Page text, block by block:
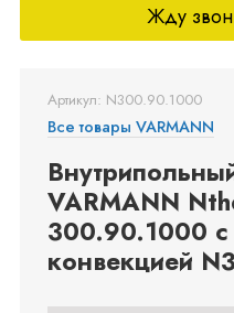
Жду
Артикул: N300.90.1000
Все товары VARMANN
VARMANN
300.90.1000 с
конвекцией